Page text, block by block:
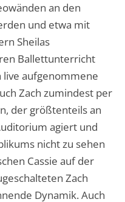
an den
und etwa mit
Sheilas
Ballettunterricht
aufgenommene
Zach zumindest per
der größtenteils an
agiert und
nicht zu sehen
Cassie auf der
Zach
Dynamik. Auch